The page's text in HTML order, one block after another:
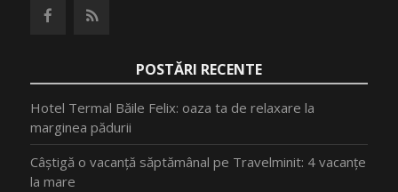
POSTĂRI RECENTE
Hotel Termal Băile Felix: oaza ta de relaxare la
marginea pădurii
Câștigă o vacanță săptămânal pe Travelminit: 4 vacanțe
la mare